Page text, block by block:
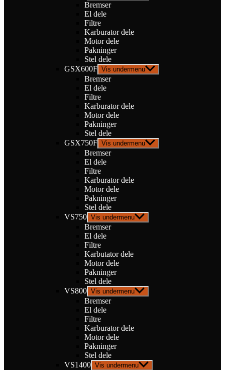
Bremser
El dele
Filtre
Karburator dele
Motor dele
Pakninger
Stel dele
GSX600F Vis undermenu
Bremser
El dele
Filtre
Karburator dele
Motor dele
Pakninger
Stel dele
GSX750F Vis undermenu
Bremser
El dele
Filtre
Karburator dele
Motor dele
Pakninger
Stel dele
VS750 Vis undermenu
Bremser
El dele
Filtre
Karbutator dele
Motor dele
Pakninger
Stel dele
VS800 Vis undermenu
Bremser
El dele
Filtre
Karburator dele
Motor dele
Pakninger
Stel dele
VS1400 Vis undermenu